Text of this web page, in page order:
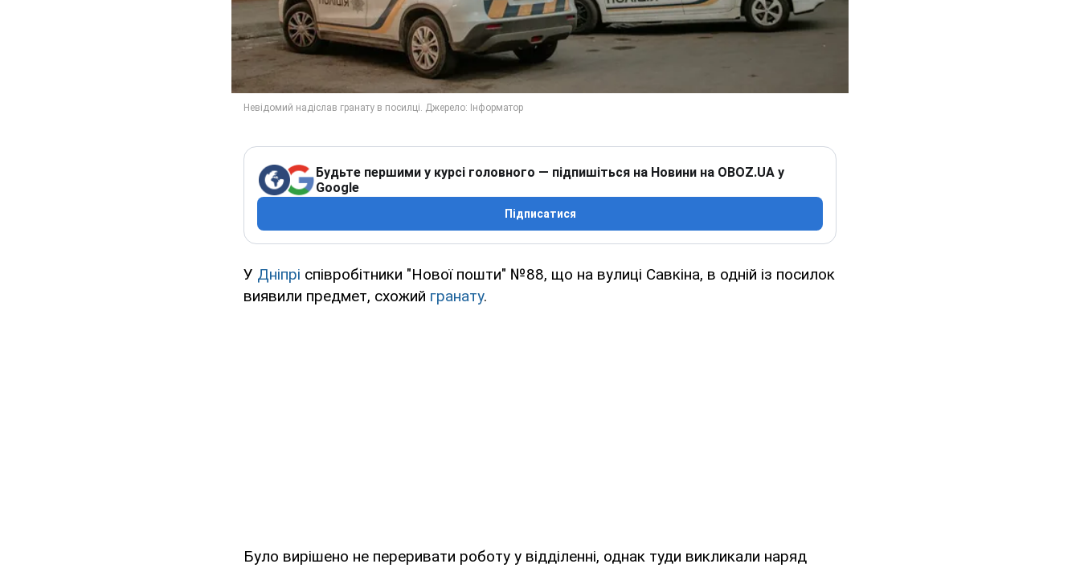
Будьте першими у курсі головного — підпишіться на Новини на OBOZ.UA у
Google
Підписатися
У Дніпрі співробітники "Нової пошти" №88, що на вулиці Савкіна, в одній із посилок
виявили предмет, схожий гранату.
Було вирішено не переривати роботу у відділенні, однак туди викликали наряд